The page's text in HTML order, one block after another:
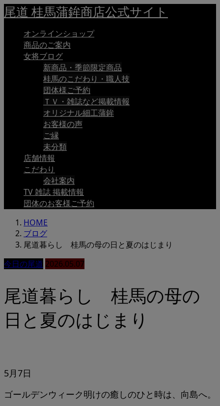
尾道 桂馬蒲鉾商店公式サイト
オンラインショップ
商品のご案内
女将ブログ
新商品・季節限定商品
桂馬のこだわり・職人技
団体様ご予約
ＴＶ・雑誌など掲載情報
オリジナル細工蒲鉾
お客様の声
ご縁
未分類
店舗情報
こだわり
会社案内
TV 雑誌 掲載情報
団体のお客様ご予約
HOME
ブログ
尾道暮らし 桂馬の母の日と夏のはじまり
今日の尾道 2026.05.07
尾道暮らし 桂馬の母の
日と夏のはじまり
5月7日
ゴールデンウィーク明けの癒しのひと時は、向島へ。